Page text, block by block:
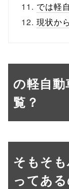
では軽
現状か
の軽自
覧？
そもそ
ってある